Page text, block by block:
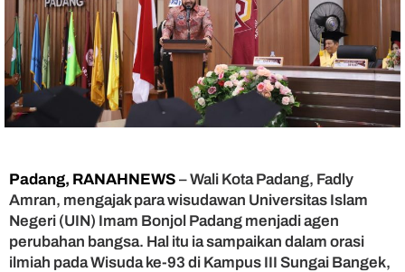
i
s
a
w
n
N
I
m
m
Padang, RANAHNEWS – Wali Kota Padang, Fadly
Amran, mengajak para wisudawan Universitas Islam
Negeri (UIN) Imam Bonjol Padang menjadi agen
perubahan bangsa. Hal itu ia sampaikan dalam orasi
ilmiah pada Wisuda ke-93 di Kampus III Sungai Bangek,